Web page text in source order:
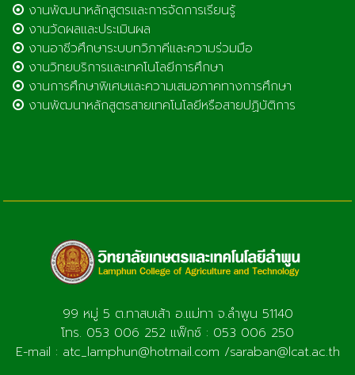
งานพัฒนาหลักสูตรและการจัดการเรียนรู้
งานวัดผลและประเมินผล
งานอาชีวศึกษาระบบทวิภาคีและความร่วมมือ
งานวิทยบริการและเทคโนโลยีการศึกษา
งานการศึกษาพิเศษและความเสมอภาคทางการศึกษา
งานพัฒนาหลักสูตรสายเทคโนโลยีหรือสายปฏิบัติการ
99 หมู่ 5 ต.ทาสบเส้า อ.แม่ทา จ.ลำพูน 51140
โทร. 053 006 252 แฟ็กซ์ : 053 006 250
E-mail : atc_lamphun@hotmail.com /saraban@lcat.ac.th